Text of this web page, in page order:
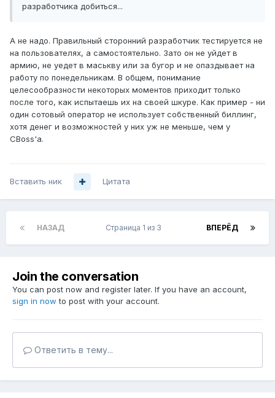
разработчика добиться...
А не надо. Правильный сторонний разработчик тестируется не
на пользователях, а самостоятельно. Зато он не уйдет в
армию, не уедет в маськву или за бугор и не опаздывает на
работу по понедельникам. В общем, понимание
целесообразности некоторых моментов приходит только
после того, как испытаешь их на своей шкуре. Как пример - ни
один сотовый оператор не использует собственный биллинг,
хотя денег и возможностей у них уж не меньше, чем у
CBoss'а.
Вставить ник Цитата
НАЗАД ВПЕРЁД
Страница 1 из 3
Join the conversation
You can post now and register later. If you have an account,
sign in now to post with your account.
Ответить в тему...